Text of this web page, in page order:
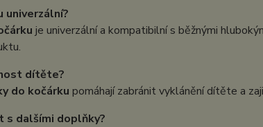
univerzální?
je univerzální a kompatibilní s běžnými
dítěte?
do kočárku pomáhají zabránit vyklánění dítěte a
s dalšími doplňky?